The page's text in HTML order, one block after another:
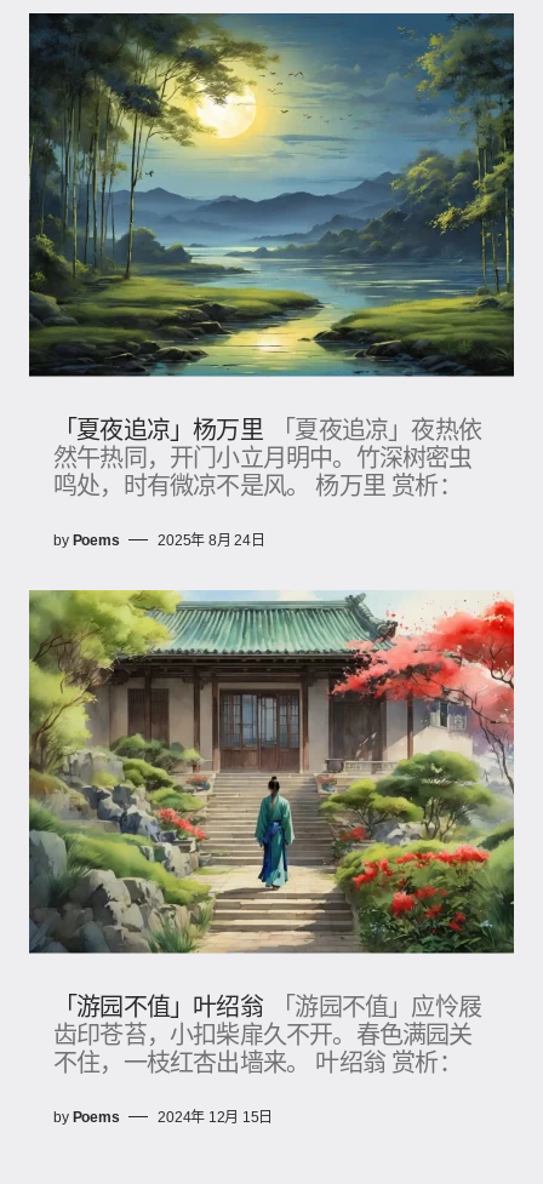
「夏夜追凉」杨万里
「夏夜追凉」夜热依
然午热同，开门小立月明中。竹深树密虫
鸣处，时有微凉不是风。 杨万里 赏析：
by Poems 2025年 8月 24日
「游园不值」叶绍翁
「游园不值」应怜屐
齿印苍苔，小扣柴扉久不开。春色满园关
不住，一枝红杏出墙来。 叶绍翁 赏析：
by Poems 2024年 12月 15日